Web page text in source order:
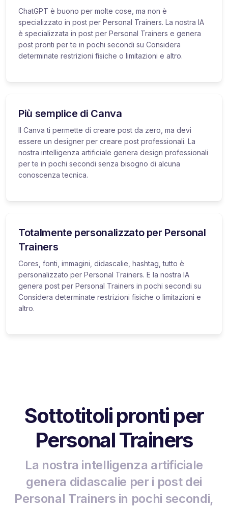
ChatGPT è buono per molte cose, ma non è
specializzato in post per Personal Trainers. La nostra IA
è specializzata in post per Personal Trainers e genera
post pronti per te in pochi secondi su Considera
determinate restrizioni fisiche o limitazioni e altro.
Più semplice di Canva
Il Canva ti permette di creare post da zero, ma devi
essere un designer per creare post professionali. La
nostra intelligenza artificiale genera design professionali
per te in pochi secondi senza bisogno di alcuna
conoscenza tecnica.
Totalmente personalizzato per Personal
Trainers
Cores, fonti, immagini, didascalie, hashtag, tutto è
personalizzato per Personal Trainers. E la nostra IA
genera post per Personal Trainers in pochi secondi su
Considera determinate restrizioni fisiche o limitazioni e
altro.
Sottotitoli pronti per
Personal Trainers
La nostra intelligenza artificiale
genera didascalie per i post dei
Personal Trainers in pochi secondi,